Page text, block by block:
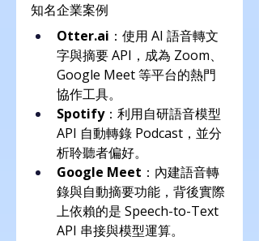
知名企業案例
Otter.ai ：使用 AI 語音轉文
字與摘要 API，成為 Zoom、
Google Meet 等平台的熱門
協作工具。
Spotify：利用自研語音模型
API 自動轉錄 Podcast，並分
析聆聽者偏好。
Google Meet ：內建語音轉
錄與自動摘要功能，背後實際
上依賴的是 Speech-to-Text
API 串接與模型運算。